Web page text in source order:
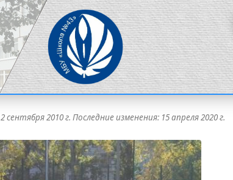
2 сентября 2010 г. Последние изменения: 15 апреля 2020 г.